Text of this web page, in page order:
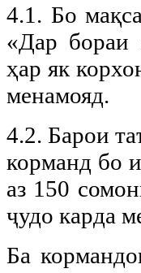
4.1. Бо
«Дар бораи
ҳар як
менамояд.
4.2. Барои
корманд бо
аз 150
ҷудо карда
Ба